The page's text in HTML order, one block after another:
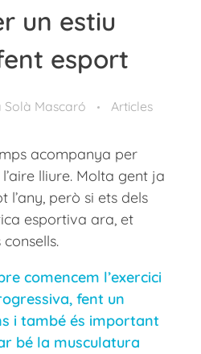
un estiu
esport
Solà Mascaró Articles
acompanya per
lliure. Molta gent ja
però si ets dels
esportiva ara, et
comencem l’exercici
fent un
i també és important
bé la musculatura